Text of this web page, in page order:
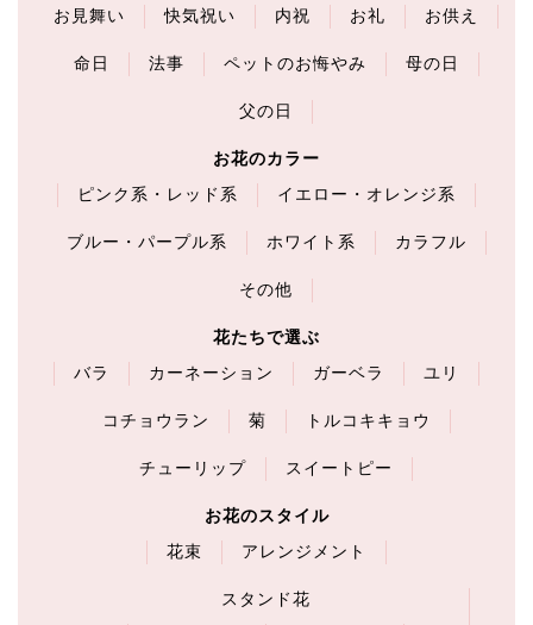
お見舞い 快気祝い 内祝 お礼 お供え
命日 法事 ペットのお悔やみ 母の日
父の日
お花のカラー
ピンク系・レッド系
イエロー・オレンジ系
ブルー・パープル系 ホワイト系 カラフル
その他
花たちで選ぶ
バラ
カーネーション ガーベラ ユリ
コチョウラン 菊 トルコキキョウ
チューリップ スイートピー
お花のスタイル
花束
アレンジメント
スタンド花